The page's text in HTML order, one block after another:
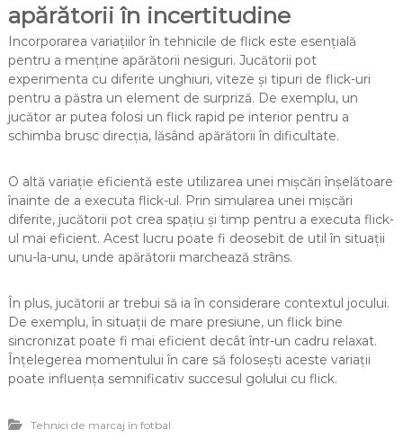
apărătorii în incertitudine
Incorporarea variațiilor în tehnicile de flick este esențială
pentru a menține apărătorii nesiguri. Jucătorii pot
experimenta cu diferite unghiuri, viteze și tipuri de flick-uri
pentru a păstra un element de surpriză. De exemplu, un
jucător ar putea folosi un flick rapid pe interior pentru a
schimba brusc direcția, lăsând apărătorii în dificultate.
O altă variație eficientă este utilizarea unei mișcări înșelătoare
înainte de a executa flick-ul. Prin simularea unei mișcări
diferite, jucătorii pot crea spațiu și timp pentru a executa flick-
ul mai eficient. Acest lucru poate fi deosebit de util în situații
unu-la-unu, unde apărătorii marchează strâns.
În plus, jucătorii ar trebui să ia în considerare contextul jocului.
De exemplu, în situații de mare presiune, un flick bine
sincronizat poate fi mai eficient decât într-un cadru relaxat.
Înțelegerea momentului în care să folosești aceste variații
poate influența semnificativ succesul golului cu flick.
Tehnici de marcaj în fotbal